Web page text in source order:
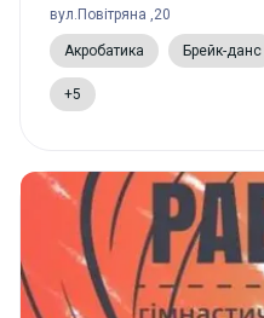
вул.Повітряна ,20
Акробатика Брейк-данс
+5